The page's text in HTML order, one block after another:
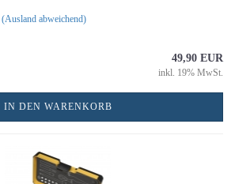
(Ausland abweichend)
49,90 EUR
inkl. 19% MwSt.
IN DEN WARENKORB